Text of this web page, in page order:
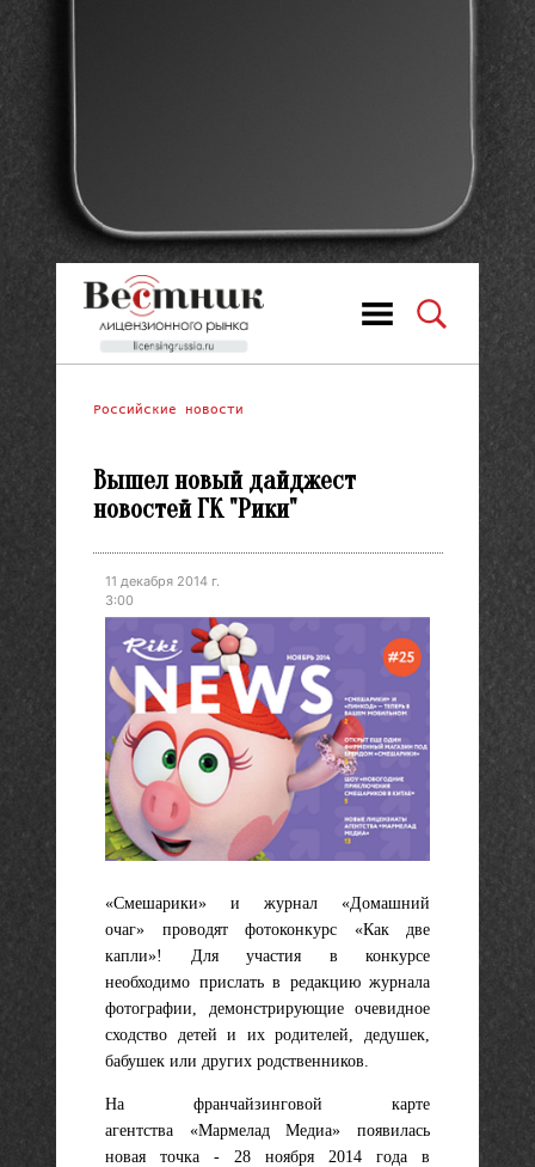
Российские новости
Вышел новый дайджест
новостей ГК "Рики"
11 декабря 2014 г.
3:00
«Смешарики» и журнал «Домашний
очаг» проводят фотоконкурс «Как две
капли»! Для участия в конкурсе
необходимо прислать в редакцию журнала
фотографии, демонстрирующие очевидное
сходство детей и их родителей, дедушек,
бабушек или других родственников.
На франчайзинговой карте
агентства «Мармелад Медиа» появилась
новая точка - 28 ноября 2014 года в